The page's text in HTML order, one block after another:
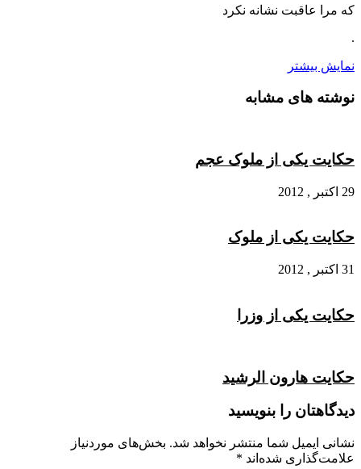
که مرا عاقبت نشانه نکرد
.
نمایش بیشتر
نوشته های مشابه
حکایت یکی از ملوک عجم
29 اکتبر , 2012
حکایت یکی از ملوک
31 اکتبر , 2012
حکایت یکی از وزرا
حکایت هارون الرشید
دیدگاهتان را بنویسید
نشانی ایمیل شما منتشر نخواهد شد. بخش‌های موردنیاز
علامت‌گذاری شده‌اند *